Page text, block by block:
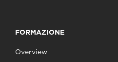
FORMAZIONE
Overview